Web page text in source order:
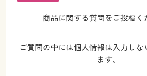
商品に関する質問をご投稿く
ご質問の中には個人情報は入力しな
ます。